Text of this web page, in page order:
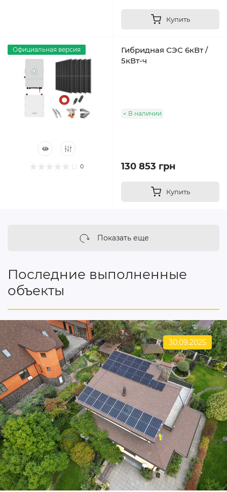
Купить
Официальная версия
0
Гибридная СЭС 6кВт /
5кВт-ч
В наличии
130 853 грн
Купить
Показать еще
Последние выполненные
объекты
30.09.2025